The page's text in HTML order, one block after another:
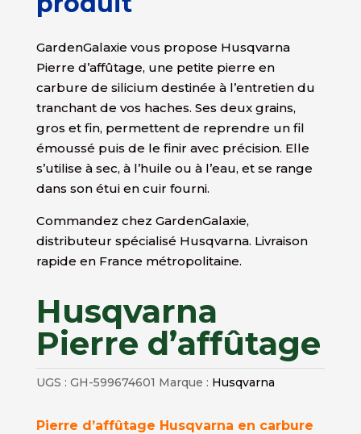
GardenGalaxie vous propose Husqvarna
Pierre d’affûtage, une petite pierre en
carbure de silicium destinée à l’entretien du
tranchant de vos haches. Ses deux grains,
gros et fin, permettent de reprendre un fil
émoussé puis de le finir avec précision. Elle
s’utilise à sec, à l’huile ou à l’eau, et se range
dans son étui en cuir fourni.
Commandez chez GardenGalaxie,
distributeur spécialisé Husqvarna. Livraison
rapide en France métropolitaine.
Husqvarna
Pierre d’affûtage
UGS : GH-599674601 Marque : Husqvarna
Pierre d’affûtage Husqvarna en carbure